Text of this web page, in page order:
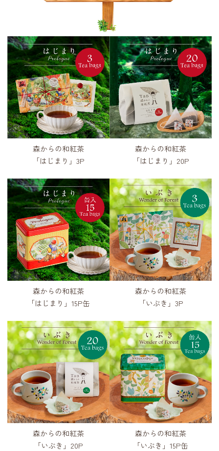
森からの和紅茶
「はじまり」3P
森からの和紅茶
「はじまり」20P
森からの和紅茶
「はじまり」15P缶
森からの和紅茶
「いぶき」3P
森からの和紅茶
「いぶき」20P
森からの和紅茶
「いぶき」15P缶